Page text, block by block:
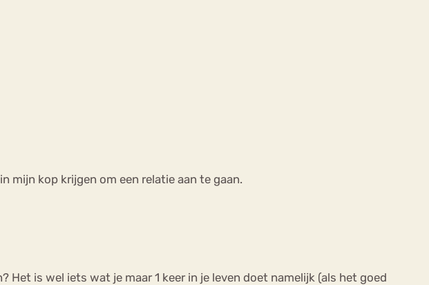
mijn kop krijgen om een relatie aan te gaan.
is wel iets wat je maar 1 keer in je leven doet namelijk (als het goed